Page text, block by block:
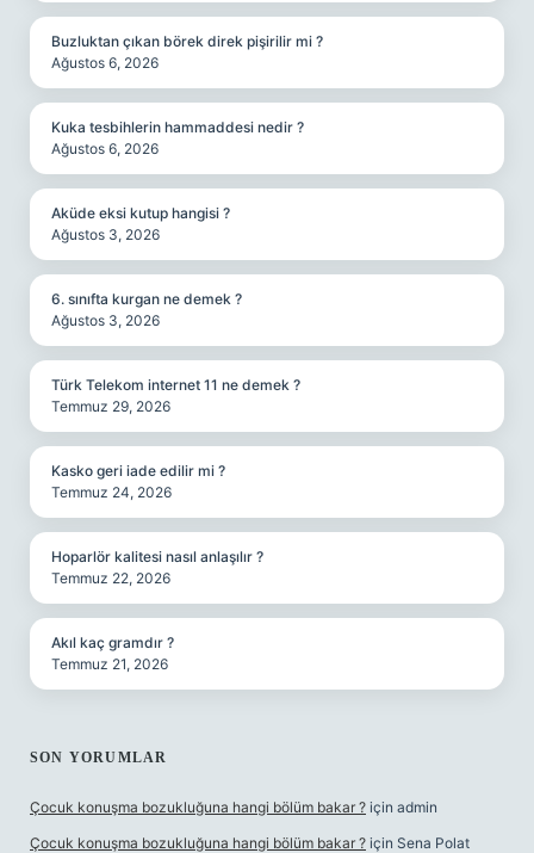
Buzluktan çıkan börek direk pişirilir mi ?
Ağustos 6, 2026
Kuka tesbihlerin hammaddesi nedir ?
Ağustos 6, 2026
Aküde eksi kutup hangisi ?
Ağustos 3, 2026
6. sınıfta kurgan ne demek ?
Ağustos 3, 2026
Türk Telekom internet 11 ne demek ?
Temmuz 29, 2026
Kasko geri iade edilir mi ?
Temmuz 24, 2026
Hoparlör kalitesi nasıl anlaşılır ?
Temmuz 22, 2026
Akıl kaç gramdır ?
Temmuz 21, 2026
SON YORUMLAR
Çocuk konuşma bozukluğuna hangi bölüm bakar ? için admin
Çocuk konuşma bozukluğuna hangi bölüm bakar ? için Sena Polat